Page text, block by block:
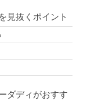
見抜くポイント
ダディがおすす